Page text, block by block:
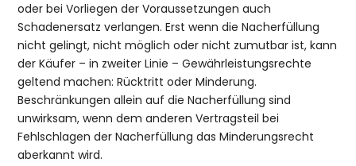
oder bei Vorliegen der Voraussetzungen auch
Schadenersatz verlangen. Erst wenn die Nacherfüllung
nicht gelingt, nicht möglich oder nicht zumutbar ist, kann
der Käufer – in zweiter Linie – Gewährleistungsrechte
geltend machen: Rücktritt oder Minderung.
Beschränkungen allein auf die Nacherfüllung sind
unwirksam, wenn dem anderen Vertragsteil bei
Fehlschlagen der Nacherfüllung das Minderungsrecht
aberkannt wird.